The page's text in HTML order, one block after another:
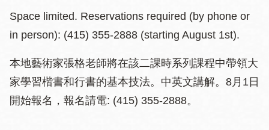
Space limited. Reservations required (by phone or
in person): (415) 355-2888 (starting August 1st).
本地藝術家張格老師將在該二課時系列課程中帶領大
家學習楷書和行書的基本技法。中英文講解。8月1日
開始報名，報名請電: (415) 355-2888。